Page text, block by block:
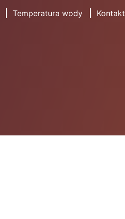
Temperatura wody Kontakt